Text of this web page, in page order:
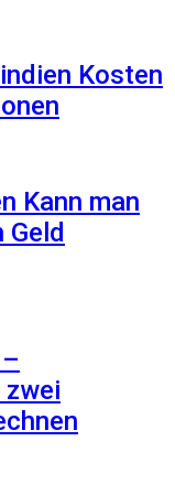
Kosten
Kann man